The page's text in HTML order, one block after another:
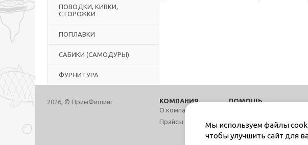
ПОВОДКИ, КИВКИ,
СТОРОЖКИ
ПОПЛАВКИ
САБИКИ (САМОДУРЫ)
ФУРНИТУРА
2026, © ПримФишинг
КОМПАНИЯ
О компании
Прайсы и предзаказы
ПОМОЩЬ
Политика
Документы
Мы используем файлы
чтобы улучшить сайт для